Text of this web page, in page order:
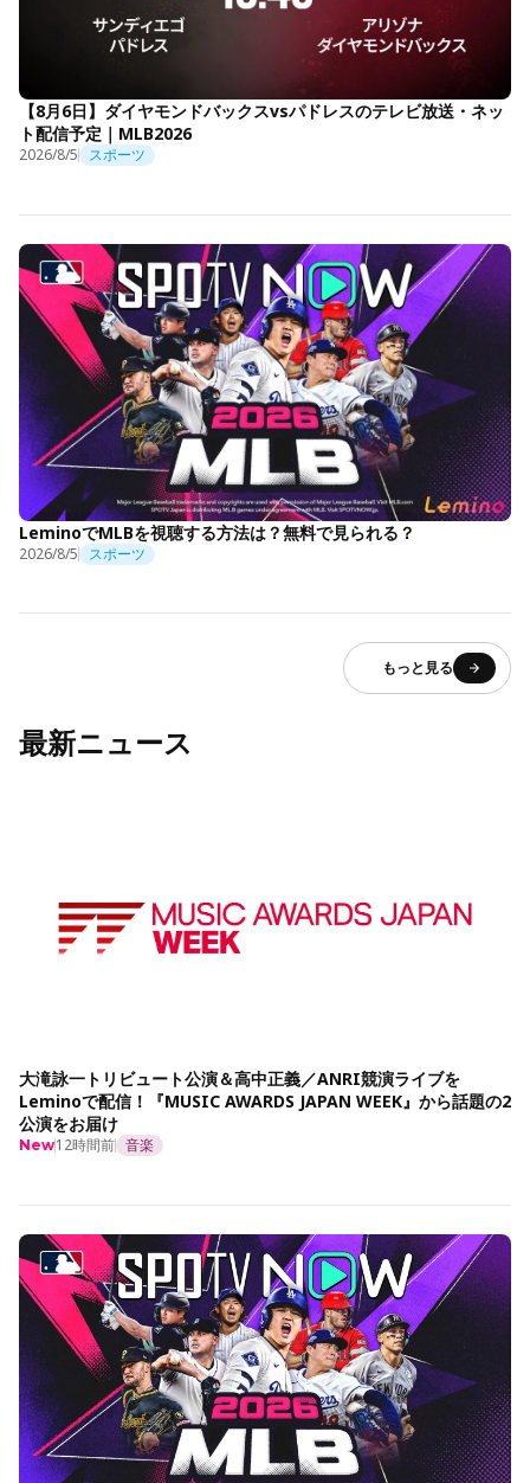
【8月6日】ダイヤモンドバックスvsパドレスのテレビ放送・ネッ
ト配信予定｜MLB2026
2026/8/5 スポーツ
LeminoでMLBを視聴する方法は？無料で見られる？
2026/8/5 スポーツ
もっと見る
最新ニュース
大滝詠一トリビュート公演＆高中正義／ANRI競演ライブを
Leminoで配信！『MUSIC AWARDS JAPAN WEEK』から話題の2
公演をお届け
New12時間前 音楽